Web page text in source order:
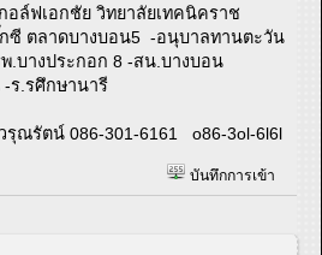
อล์ฟเอกชัย วิทยาลัยเทคนิคราช
ซี ตลาดบางบอน5 -อนุบาลทานตะวัน
.บางประกอก 8 -สน.บางบอน
ร.รศึกษานารี
รุณรัตน์ 086-301-6161 o86-3ol-6l6l
บันทึกการเข้า